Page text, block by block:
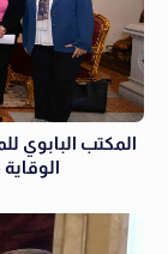
المكتب البابوي